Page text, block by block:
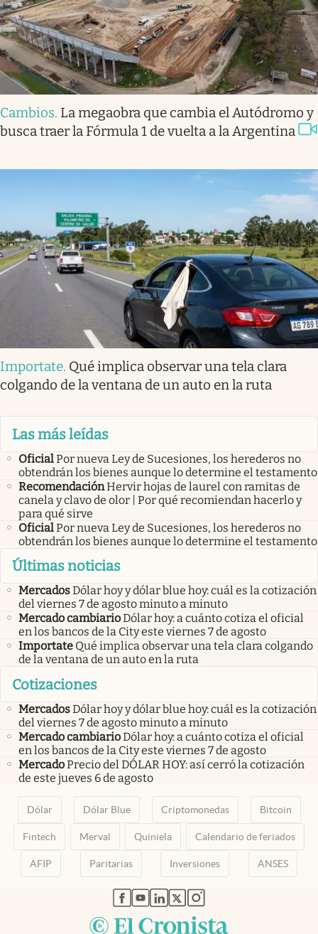
Cambios. La megaobra que cambia el Autódromo y
busca traer la Fórmula 1 de vuelta a la Argentina
Importate. Qué implica observar una tela clara
colgando de la ventana de un auto en la ruta
Las más leídas
OficialPor nueva Ley de Sucesiones, los herederos no
obtendrán los bienes aunque lo determine el testamento
RecomendaciónHervir hojas de laurel con ramitas de
canela y clavo de olor | Por qué recomiendan hacerlo y
para qué sirve
OficialPor nueva Ley de Sucesiones, los herederos no
obtendrán los bienes aunque lo determine el testamento
Últimas noticias
MercadosDólar hoy y dólar blue hoy: cuál es la cotización
del viernes 7 de agosto minuto a minuto
Mercado cambiarioDólar hoy: a cuánto cotiza el oficial
en los bancos de la City este viernes 7 de agosto
Importate Qué implica observar una tela clara colgando
de la ventana de un auto en la ruta
Cotizaciones
MercadosDólar hoy y dólar blue hoy: cuál es la cotización
del viernes 7 de agosto minuto a minuto
Mercado cambiarioDólar hoy: a cuánto cotiza el oficial
en los bancos de la City este viernes 7 de agosto
MercadoPrecio del DÓLAR HOY: así cerró la cotización
de este jueves 6 de agosto
Dólar Dólar Blue Criptomonedas Bitcoin
Fintech Merval Quiniela Calendario de feriados
AFIP Paritarias Inversiones ANSES
abre en nueva pestaña
abre en nueva pestaña
abre en nueva pestaña
abre en nueva pestaña
abre en nueva pestaña